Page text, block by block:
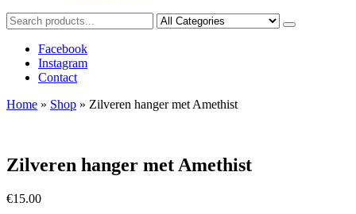
Facebook
Instagram
Contact
Home » Shop » Zilveren hanger met Amethist
Zilveren hanger met Amethist
€15.00